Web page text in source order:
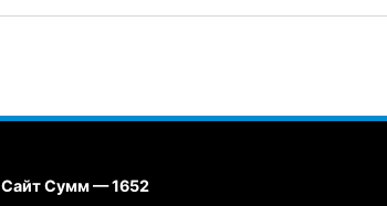
Сайт Сумм — 1652